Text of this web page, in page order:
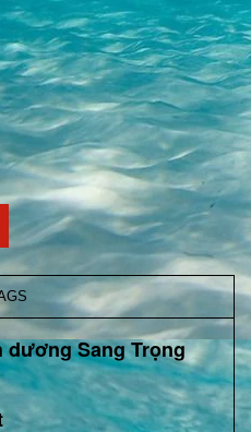
dương Sang Trọng